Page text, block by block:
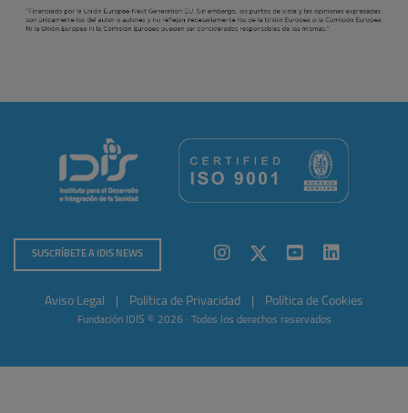
SUSCRÍBETE A IDIS NEWS
Aviso Legal Política de Privacidad Política de Cookies
Fundación IDIS © 2026 · Todos los derechos reservados